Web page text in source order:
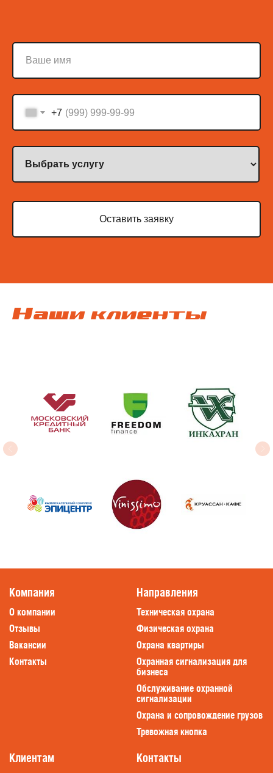
+7
Оставить заявку
Наши клиенты
Компания
О компании
Отзывы
Вакансии
Контакты
Направления
Техническая охрана
Физическая охрана
Охрана квартиры
Охранная сигнализация для
бизнеса
Обслуживание охранной
сигнализации
Охрана и сопровождение грузов
Тревожная кнопка
Клиентам Контакты